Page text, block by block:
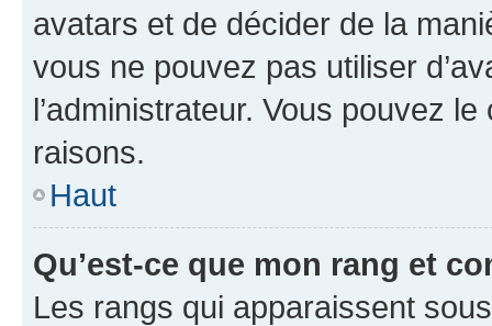
avatars et de décider de la
vous ne pouvez pas utiliser
l’administrateur. Vous pouvez
raisons.
Haut
Qu’est-ce que mon rang et
Les rangs qui apparaissent